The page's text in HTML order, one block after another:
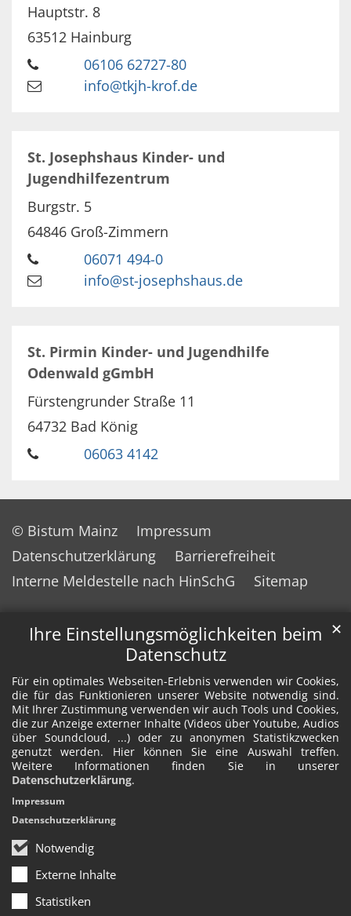
Ihre Einstellungsmöglichkeiten beim
Datenschutz
Für ein optimales Webseiten-Erlebnis verwenden wir Cookies,
die für das Funktionieren unserer Website notwendig sind.
Mit Ihrer Zustimmung verwenden wir auch Tools und Cookies,
die zur Anzeige externer Inhalte (Videos über Youtube, Audios
über Soundcloud, ...) oder zu anonymen Statistikzwecken
genutzt werden. Hier können Sie eine Auswahl treffen.
Weitere Informationen finden Sie in unserer
Datenschutzerklärung.
Notwendig
Externe Inhalte
Statistiken
✕
Impressum
Datenschutzerklärung
Hauptstr. 8
63512 Hainburg
06106 62727-80
info@tkjh-krof.de
St. Josephshaus Kinder- und
Jugendhilfezentrum
Burgstr. 5
64846 Groß-Zimmern
06071 494-0
info@st-josephshaus.de
St. Pirmin Kinder- und Jugendhilfe
Odenwald gGmbH
Fürstengrunder Straße 11
64732 Bad König
06063 4142
© Bistum Mainz
Impressum
Datenschutzerklärung
Barrierefreiheit
Interne Meldestelle nach HinSchG
Sitemap